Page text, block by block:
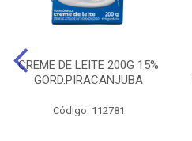
CREME DE LEITE 200G 15%
GORD.PIRACANJUBA
Código: 112781